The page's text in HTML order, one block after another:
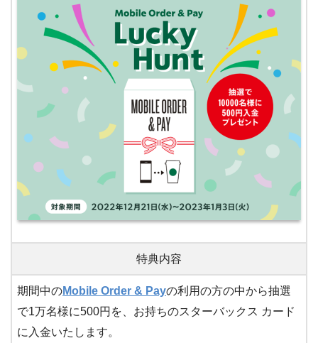
特典内容
期間中のMobile Order & Payの利用の方の中から抽選
で1万名様に500円を、お持ちのスターバックス カード
に入金いたします。